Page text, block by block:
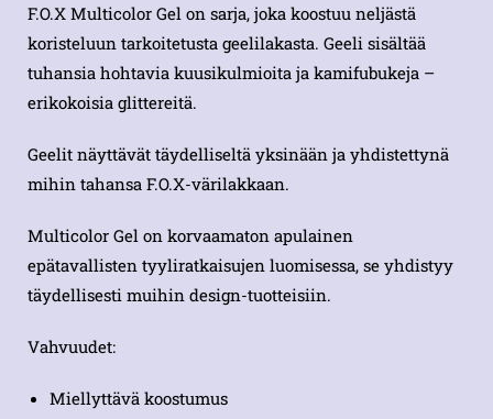
F.O.X Multicolor Gel on sarja, joka koostuu neljästä
koristeluun tarkoitetusta geelilakasta. Geeli sisältää
tuhansia hohtavia kuusikulmioita ja kamifubukeja –
erikokoisia glittereitä.
Geelit näyttävät täydelliseltä yksinään ja yhdistettynä
mihin tahansa F.O.X-värilakkaan.
Multicolor Gel on korvaamaton apulainen
epätavallisten tyyliratkaisujen luomisessa, se yhdistyy
täydellisesti muihin design-tuotteisiin.
Vahvuudet:
Miellyttävä koostumus